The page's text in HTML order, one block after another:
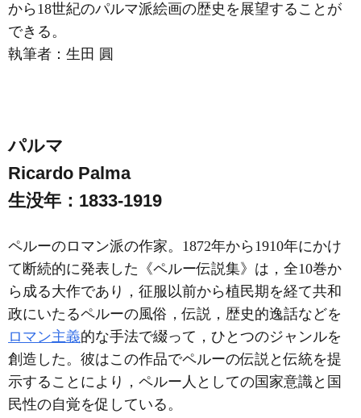
から18世紀のパルマ派絵画の歴史を展望することが
できる。
執筆者： 生田 圓
パルマ
Ricardo Palma
生没年：1833-1919
ペルーのロマン派の作家。1872年から1910年にかけ
て断続的に発表した《ペルー伝説集》は，全10巻か
ら成る大作であり，征服以前から植民期を経て共和
政にいたるペルーの風俗，伝説，歴史的逸話などを
ロマン主義的な手法で綴って，ひとつのジャンルを
創造した。彼はこの作品でペルーの伝説と伝統を提
示することにより，ペルー人としての国家意識と国
民性の自覚を促している。